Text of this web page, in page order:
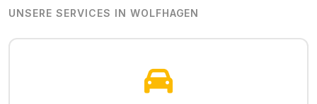
UNSERE SERVICES IN WOLFHAGEN